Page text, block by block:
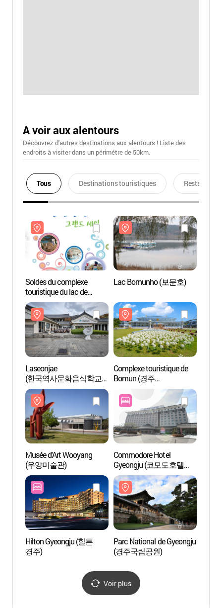
A voir aux alentours
Découvrez d'autres destinations aux alentours ! Liste des
endroits à visiter dans un périmétre de 50km.
Tous Destinations touristiques Restaurants
Soldes du complexe
touristique du lac de
Bomun à Gyeongju
(경주보문관광단지
그랜드세일)
Lac Bomunho (보문호)
Laseonjae
(한국역사문화음식학교
라선재)
Complexe touristique de
Bomun (경주
Musée d'Art Wooyang
(우양미술관)
Commodore Hotel
Gyeongju (코모도호텔
경주)
Hilton Gyeongju (힐튼
경주)
Parc National de Gyeongju
(경주국립공원)
Voir plus